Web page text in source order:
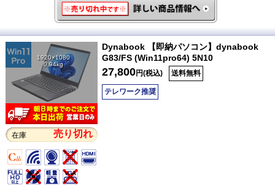
1920×1080
0.94kg
在庫 売り切れ
Dynabook 【即納パソコン】dynabook
G83/FS (Win11pro64) 5N10
27,800円(税込) 送料無料
テレワーク推奨